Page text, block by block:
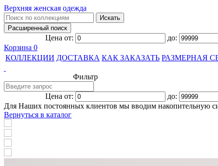
Верхняя женская одежда
Цена от:
до:
Корзина 0
КОЛЛЕКЦИИ ДОСТАВКА КАК ЗАКАЗАТЬ РАЗМЕРНАЯ
Фильтр
Цена от:
до:
Для Наших постоянных клиентов мы вводим накопительную
Вернуться в каталог